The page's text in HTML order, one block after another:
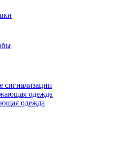
сигнализации
одежда